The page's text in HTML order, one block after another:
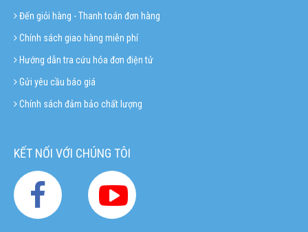
Đến giỏi hàng - Thanh toán đơn hàng
Chính sách giao hàng miễn phí
Hướng dẫn tra cứu hóa đơn điện tử
Gửi yêu cầu báo giá
Chính sách đảm bảo chất lượng
KẾT NỐI VỚI CHÚNG TÔI